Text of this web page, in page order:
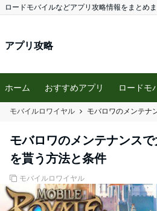
ロードモバイルなどアプリ攻略情報をまとめま
アプリ攻略
ホーム おすすめアプリ ロードモ
モバイルロワイヤル
モバロワのメンテナンス
を貰う方法と条件
モバイルロワイヤル